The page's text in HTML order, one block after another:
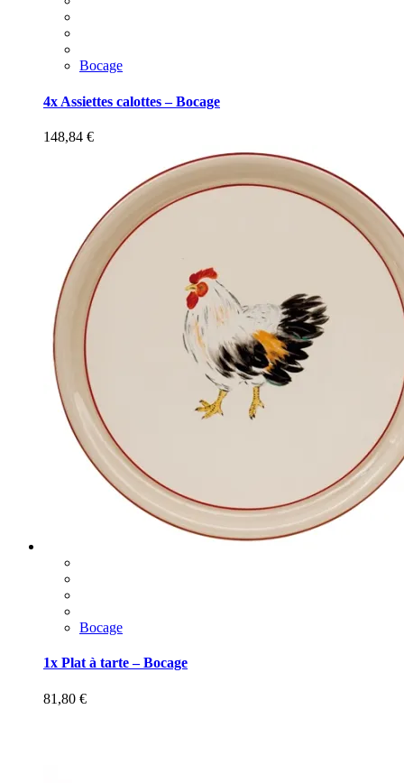
Bocage
4x Assiettes calottes – Bocage
148,84 €
Bocage
1x Plat à tarte – Bocage
81,80 €